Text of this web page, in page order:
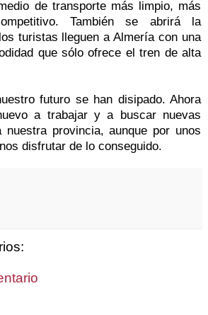
de transporte más limpio, más
También se abrirá la
turistas lleguen a Almería con una
que sólo ofrece el tren de alta
futuro se han disipado. Ahora
a trabajar y a buscar nuevas
nuestra provincia, aunque por unos
disfrutar de lo conseguido.